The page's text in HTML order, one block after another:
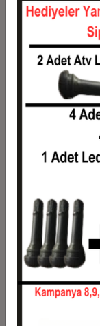
2
4
6
8
10
11
12